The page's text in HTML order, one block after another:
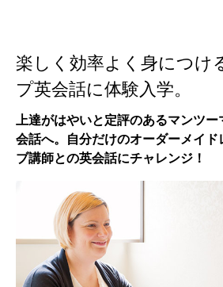
楽しく効率よく身につけ
プ英会話に体験入学。
上達がはやいと定評のあるマンツ
会話へ。自分だけのオーダーメイド
ブ講師との英会話にチャレンジ！